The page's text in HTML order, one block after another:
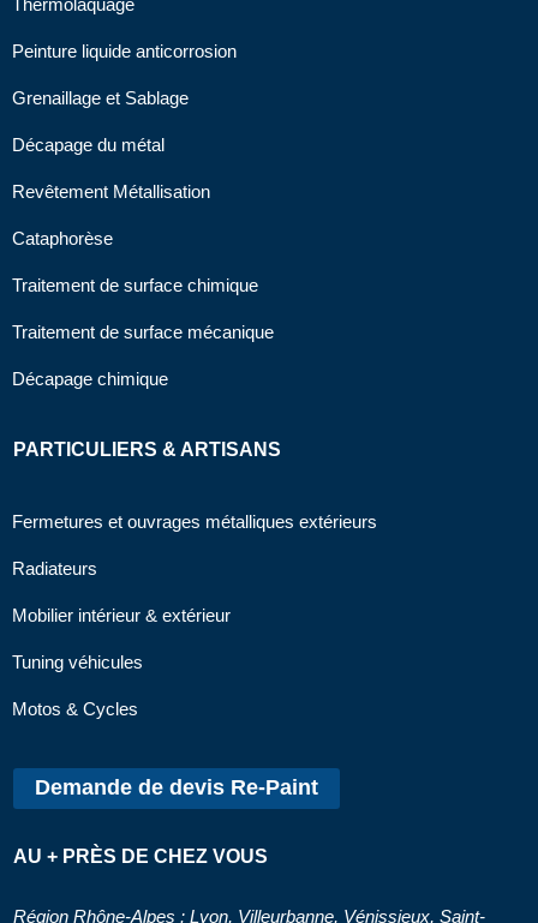
Peinture liquide anticorrosion
Grenaillage et Sablage
Décapage du métal
Revêtement Métallisation
Cataphorèse
Traitement de surface chimique
Traitement de surface mécanique
Décapage chimique
PARTICULIERS & ARTISANS
Fermetures et ouvrages métalliques extérieurs
Radiateurs
Mobilier intérieur & extérieur
Tuning véhicules
Motos & Cycles
Demande de devis Re-Paint
AU + PRÈS DE CHEZ VOUS
Région Rhône-Alpes : Lyon, Villeurbanne, Vénissieux, Saint-